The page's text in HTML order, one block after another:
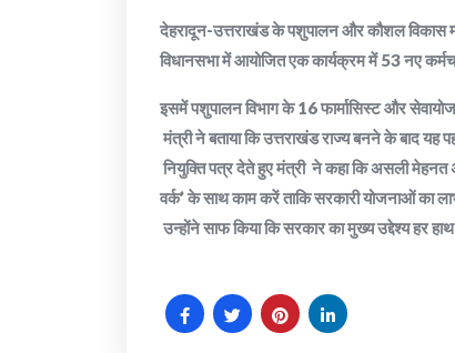
देहरादून-उत्तराखंड के पशुपालन और कौशल विकास
विधानसभा में आयोजित एक कार्यक्रम में 53 नए
इसमें पशुपालन विभाग के 16 फार्मासिस्ट और
मंत्री ने बताया कि उत्तराखंड राज्य बनने के बाद यह
नियुक्ति पत्र देते हुए मंत्री ने कहा कि असली मेहनत
वर्क’ के साथ काम करें ताकि सरकारी योजनाओं का
उन्होंने साफ किया कि सरकार का मुख्य उद्देश्य हर